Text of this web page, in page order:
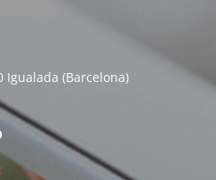
Igualada (Barcelona)